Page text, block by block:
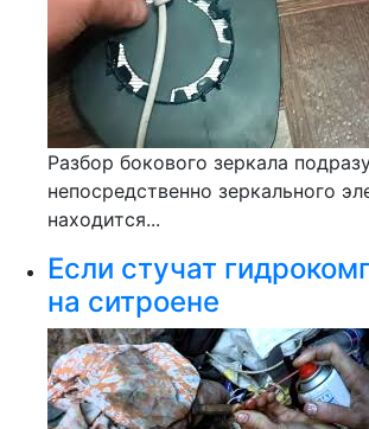
Разбор бокового зеркала
непосредственно зеркального
находится...
Если стучат
на ситроене